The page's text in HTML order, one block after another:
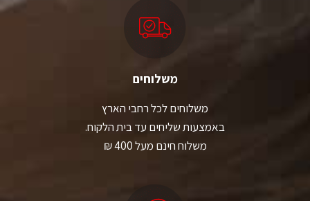
משלוחים
משלוחים לכל רחבי הארץ
באמצעות שליחים עד בית הלקוח.
משלוח חינם מעל 400 ₪